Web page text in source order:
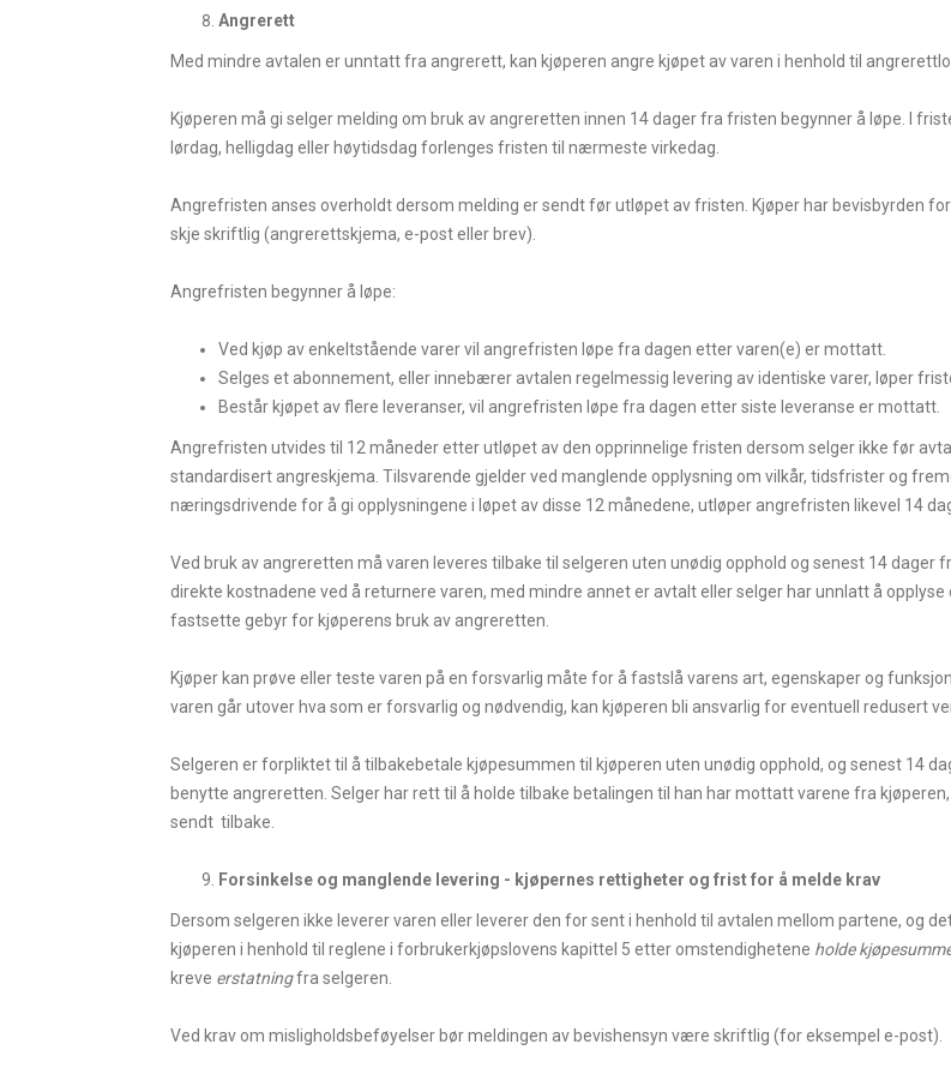
Angrerett
Med mindre avtalen er unntatt fra angrerett, kan kjøperen angre kjøpet av varen i henhold til
Kjøperen må gi selger melding om bruk av angreretten innen 14 dager fra fristen begynner å løpe. I
lørdag, helligdag eller høytidsdag forlenges fristen til nærmeste virkedag.
Angrefristen anses overholdt dersom melding er sendt før utløpet av fristen. Kjøper har bevisbyrden
skje skriftlig (angrerettskjema, e-post eller brev).
Angrefristen begynner å løpe:
Ved kjøp av enkeltstående varer vil angrefristen løpe fra dagen etter varen(e) er mottatt.
Selges et abonnement, eller innebærer avtalen regelmessig levering av identiske varer, løper
Består kjøpet av flere leveranser, vil angrefristen løpe fra dagen etter siste leveranse er mottatt.
Angrefristen utvides til 12 måneder etter utløpet av den opprinnelige fristen dersom selger ikke før
standardisert angreskjema. Tilsvarende gjelder ved manglende opplysning om vilkår, tidsfrister og
næringsdrivende for å gi opplysningene i løpet av disse 12 månedene, utløper angrefristen likevel 14
Ved bruk av angreretten må varen leveres tilbake til selgeren uten unødig opphold og senest 14 dager
direkte kostnadene ved å returnere varen, med mindre annet er avtalt eller selger har unnlatt å
fastsette gebyr for kjøperens bruk av angreretten.
Kjøper kan prøve eller teste varen på en forsvarlig måte for å fastslå varens art, egenskaper og
varen går utover hva som er forsvarlig og nødvendig, kan kjøperen bli ansvarlig for eventuell redusert
Selgeren er forpliktet til å tilbakebetale kjøpesummen til kjøperen uten unødig opphold, og senest 14
benytte angreretten. Selger har rett til å holde tilbake betalingen til han har mottatt varene fra
sendt tilbake.
Forsinkelse og manglende levering - kjøpernes rettigheter og frist for å melde krav
Dersom selgeren ikke leverer varen eller leverer den for sent i henhold til avtalen mellom partene, og
kjøperen i henhold til reglene i forbrukerkjøpslovens kapittel 5 etter omstendighetene holde
kreve erstatningfra selgeren.
Ved krav om misligholdsbeføyelser bør meldingen av bevishensyn være skriftlig (for eksempel e-post).